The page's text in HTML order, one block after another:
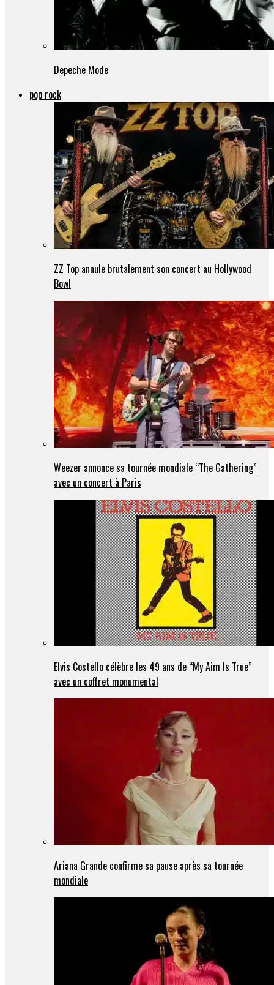
Depeche Mode
pop rock
ZZ Top annule brutalement son concert au Hollywood
Bowl
Weezer annonce sa tournée mondiale “The Gathering”
avec un concert à Paris
Elvis Costello célèbre les 49 ans de “My Aim Is True”
avec un coffret monumental
Ariana Grande confirme sa pause après sa tournée
mondiale